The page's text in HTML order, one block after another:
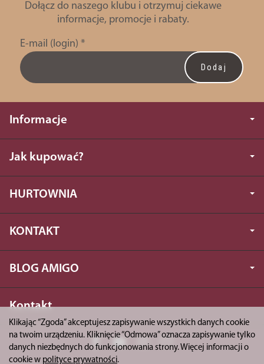
Dołącz do naszego klubu i otrzymuj ciekawe
informacje, promocje i rabaty.
E-mail (login) *
Informacje
Jak kupować?
HURTOWNIA
KONTAKT
BLOG AMIGO
Kontakt
Klikając “Zgoda” akceptujesz zapisywanie wszystkich danych cookie
na twoim urządzeniu. Kliknięcie “Odmowa” oznacza zapisywanie tylko
danych niezbędnych do funkcjonowania strony. Więcej informacji o
cookie w polityce prywatności.